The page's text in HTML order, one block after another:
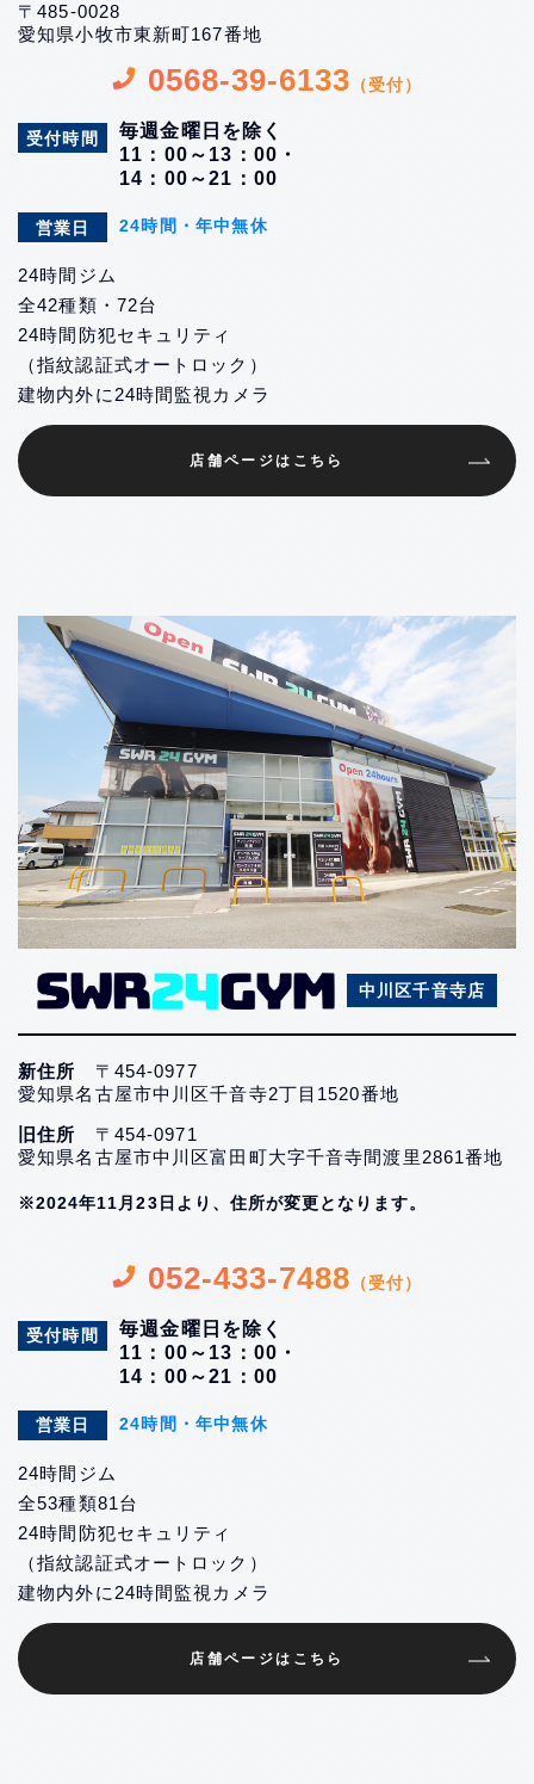
〒485-0028
愛知県小牧市東新町167番地
0568-39-6133 （受付）
受付時間
毎週金曜日を除く
11：00～13：00・
14：00～21：00
営業日 24時間・年中無休
24時間ジム
全42種類・72台
24時間防犯セキュリティ
（指紋認証式オートロック）
建物内外に24時間監視カメラ
店舗ページはこちら
中川区千音寺店
新住所 〒454-0977
愛知県名古屋市中川区千音寺2丁目1520番地
旧住所 〒454-0971
愛知県名古屋市中川区富田町大字千音寺間渡里2861番地
※2024年11月23日より、住所が変更となります。
052-433-7488 （受付）
受付時間
毎週金曜日を除く
11：00～13：00・
14：00～21：00
営業日 24時間・年中無休
24時間ジム
全53種類81台
24時間防犯セキュリティ
（指紋認証式オートロック）
建物内外に24時間監視カメラ
店舗ページはこちら